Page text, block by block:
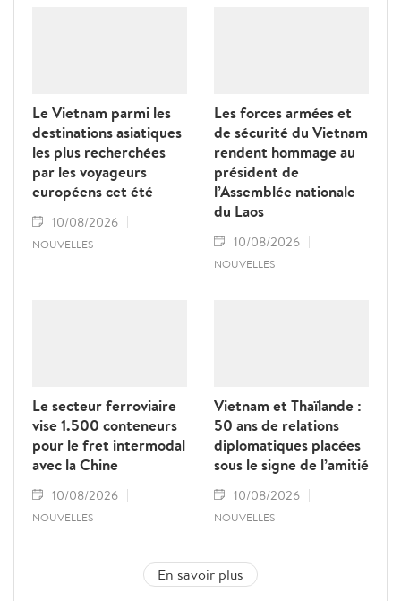
Le Vietnam parmi les
destinations asiatiques
les plus recherchées
par les voyageurs
européens cet été
10/08/2026
NOUVELLES
Les forces armées et
de sécurité du Vietnam
rendent hommage au
président de
l’Assemblée nationale
du Laos
10/08/2026
NOUVELLES
Le secteur ferroviaire
vise 1.500 conteneurs
pour le fret intermodal
avec la Chine
10/08/2026
NOUVELLES
Vietnam et Thaïlande :
50 ans de relations
diplomatiques placées
sous le signe de l’amitié
10/08/2026
NOUVELLES
En savoir plus